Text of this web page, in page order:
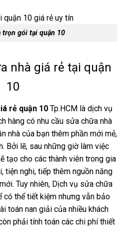
trọn gói tại quận 10
nhà giá rẻ tại quận
10
rẻ quận 10Tp.HCM là dịch vụ
hàng có nhu cầu sửa chữa nhà
nhà của bạn thêm phần mới mẻ,
Bởi lẽ, sau những giờ làm việc
tạo cho các thành viên trong gia
tiện nghi, tiếp thêm nguồn năng
Tuy nhiên, Dịch vụ sửa chữa
có thể tiết kiệm nhưng vẫn bảo
toán nan giải của nhiều khách
phải tính toán các chi phí thiết